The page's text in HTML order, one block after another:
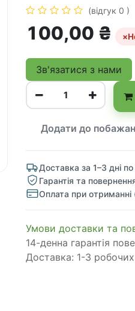
(відгук 0 )
100,00 ₴ ×
Зв'язатися з нами
Додати до
Доставка за 1–3 дні по
Гарантія та
Оплата при отриманні
​​​​​​​​​​​​​​​​​​​​​​​​​​​​​​​​​​​​​​​​​​​​​​​​​​​​​​​​​​​​​​У​​м​о​в​​и​ д​ос​т​а​в​к​и ​т​а​
14-денна гарантія
Доставка: 1-3 робочих